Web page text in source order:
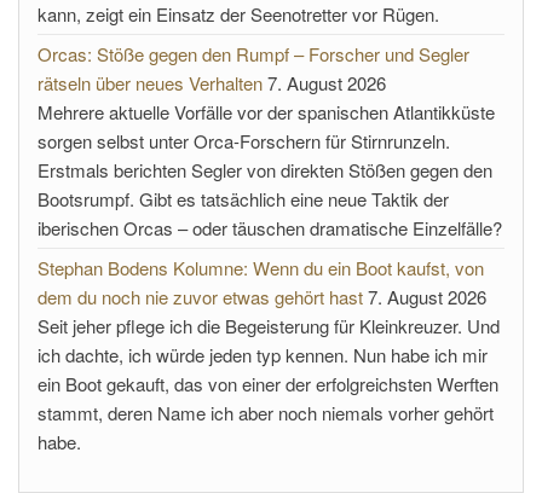
kann, zeigt ein Einsatz der Seenotretter vor Rügen.
Orcas: Stöße gegen den Rumpf – Forscher und Segler
rätseln über neues Verhalten7. August 2026
Mehrere aktuelle Vorfälle vor der spanischen Atlantikküste
sorgen selbst unter Orca-Forschern für Stirnrunzeln.
Erstmals berichten Segler von direkten Stößen gegen den
Bootsrumpf. Gibt es tatsächlich eine neue Taktik der
iberischen Orcas – oder täuschen dramatische Einzelfälle?
Stephan Bodens Kolumne: Wenn du ein Boot kaufst, von
dem du noch nie zuvor etwas gehört hast7. August 2026
Seit jeher pflege ich die Begeisterung für Kleinkreuzer. Und
ich dachte, ich würde jeden typ kennen. Nun habe ich mir
ein Boot gekauft, das von einer der erfolgreichsten Werften
stammt, deren Name ich aber noch niemals vorher gehört
habe.